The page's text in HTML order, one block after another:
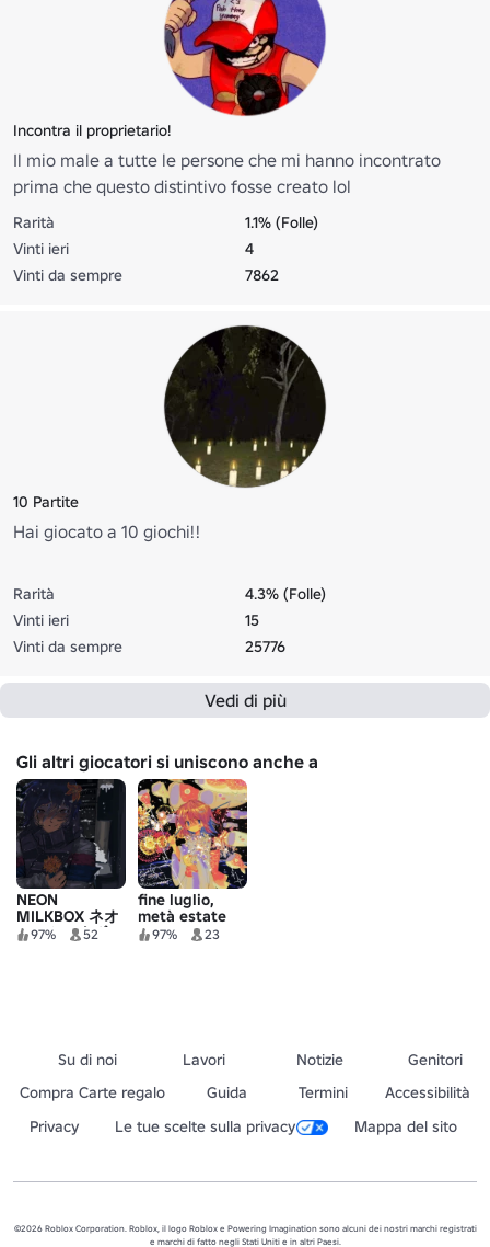
Incontra il proprietario!
Il mio male a tutte le persone che mi hanno incontrato
prima che questo distintivo fosse creato lol
Rarità
1.1% (Folle)
Vinti ieri
4
Vinti da sempre
7862
10 Partite
Hai giocato a 10 giochi!!
Rarità
4.3% (Folle)
Vinti ieri
15
Vinti da sempre
25776
Vedi di più
Gli altri giocatori si uniscono anche a
NEON
MILKBOX ネオ
ン・ミルクボッ
97% 52
fine luglio,
metà estate
97% 23
Su di noi Lavori Notizie
Genitori
Compra Carte regalo
Guida Termini
Accessibilità
Privacy
Le tue scelte sulla privacy Mappa del sito
©2026 Roblox Corporation. Roblox, il logo Roblox e Powering Imagination sono alcuni dei nostri marchi registrati
e marchi di fatto negli Stati Uniti e in altri Paesi.